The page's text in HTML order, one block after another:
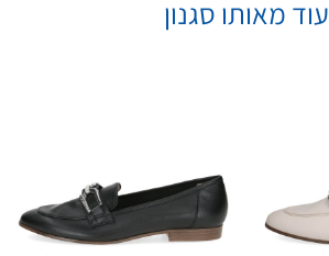
עוד מאותו סגנון